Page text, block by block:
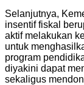
Selanjutnya,
insentif fiskal
aktif melakukan
untuk
program
diyakini dapat
sekaligus